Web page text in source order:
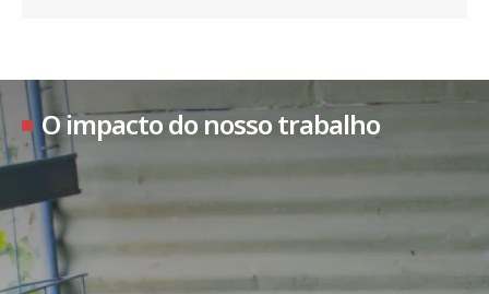
O impacto do nosso trabalho